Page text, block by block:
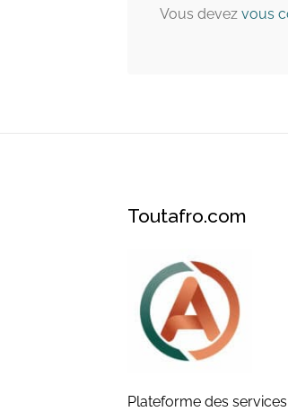
Vous devez vous
Toutafro.com
Plateforme des